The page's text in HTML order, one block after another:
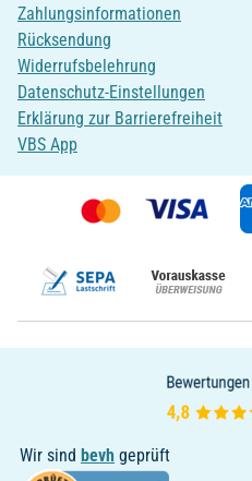
Zahlungsinformationen
Rücksendung
Widerrufsbelehrung
Datenschutz-Einstellungen
Erklärung zur Barrierefreiheit
VBS App
Wir sind bevh geprüft